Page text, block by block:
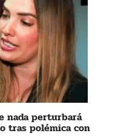
nada perturbará
tras polémica con